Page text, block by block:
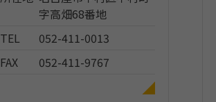
字高畑68番地
TEL
052-411-0013
FAX
052-411-9767